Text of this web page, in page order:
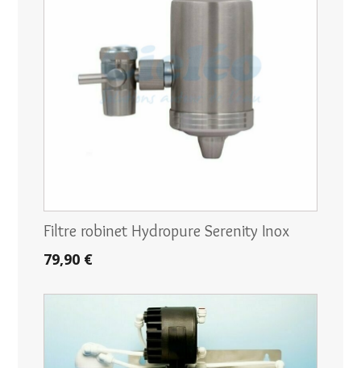
Filtre robinet Hydropure Serenity Inox
79,90 €